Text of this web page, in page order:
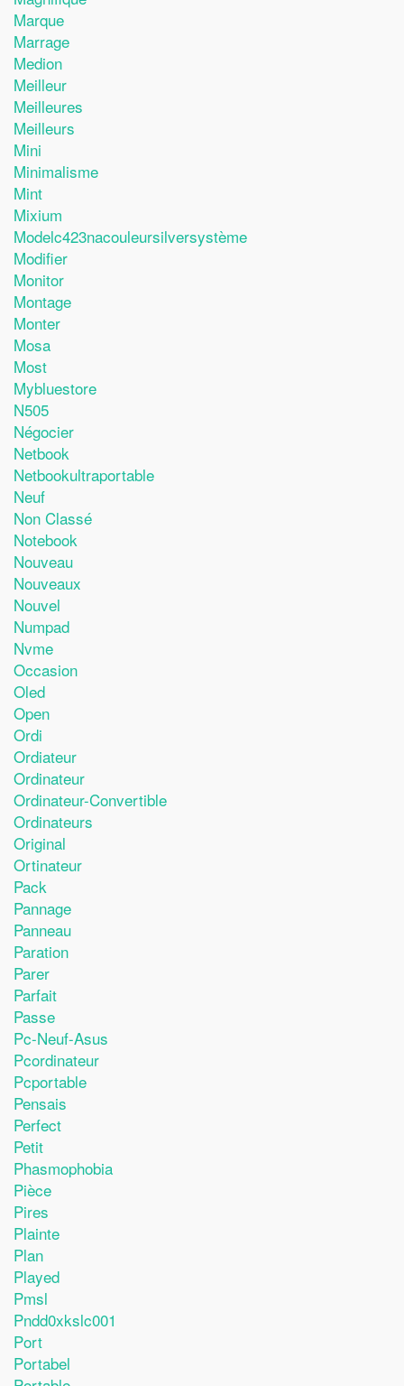
Marque
Marrage
Medion
Meilleur
Meilleures
Meilleurs
Mini
Minimalisme
Mint
Mixium
Modelc423nacouleursilversystème
Modifier
Monitor
Montage
Monter
Mosa
Most
Mybluestore
N505
Négocier
Netbook
Netbookultraportable
Neuf
Non Classé
Notebook
Nouveau
Nouveaux
Nouvel
Numpad
Nvme
Occasion
Oled
Open
Ordi
Ordiateur
Ordinateur
Ordinateur-Convertible
Ordinateurs
Original
Ortinateur
Pack
Pannage
Panneau
Paration
Parer
Parfait
Passe
Pc-Neuf-Asus
Pcordinateur
Pcportable
Pensais
Perfect
Petit
Phasmophobia
Pièce
Pires
Plainte
Plan
Played
Pmsl
Pndd0xkslc001
Port
Portabel